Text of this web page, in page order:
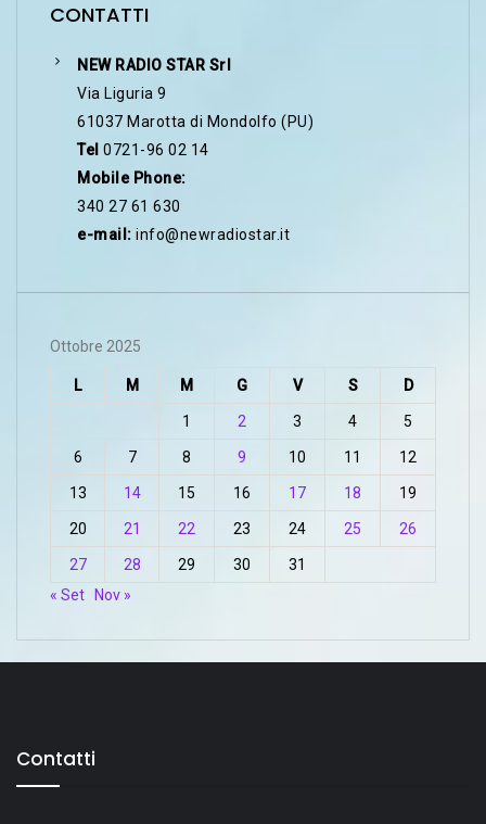
CONTATTI
NEW RADIO STAR Srl
Via Liguria 9
61037 Marotta di Mondolfo (PU)
Tel 0721-96 02 14
Mobile Phone:
340 27 61 630
e-mail: info@newradiostar.it
Ottobre 2025
L M M G V S D
1 2 3 4 5
6 7 8 9 10 11 12
13 14 15 16 17 18 19
20 21 22 23 24 25 26
27 28 29 30
31
« Set
Nov »
Contatti